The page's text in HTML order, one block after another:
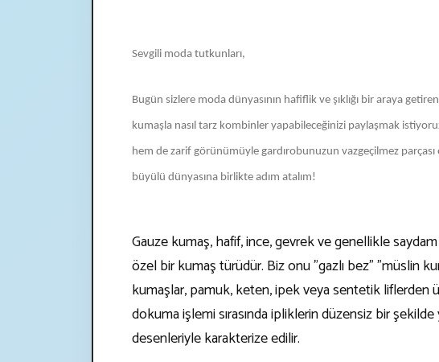
Sevgili moda tutkunları,
Bugün sizlere moda dünyasının hafiflik ve şıklığı bir araya
kumaşla nasıl tarz kombinler yapabileceğinizi paylaşmak
hem de zarif görünümüyle gardırobunuzun vazgeçilmez parçası
büyülü dünyasına birlikte adım atalım!
Gauze kumaş, hafif, ince, gevrek ve genellikle
özel bir kumaş türüdür. Biz onu "gazlı bez" "müslin
kumaşlar, pamuk, keten, ipek veya sentetik liflerden
dokuma işlemi sırasında ipliklerin düzensiz bir
desenleriyle karakterize edilir.